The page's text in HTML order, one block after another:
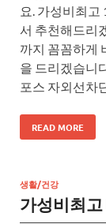
요. 가성비최
서 추천해드리
까지 꼼꼼하게
을 드리겠습니
포스 자외선차
READ MORE
생활/건강
가성비최